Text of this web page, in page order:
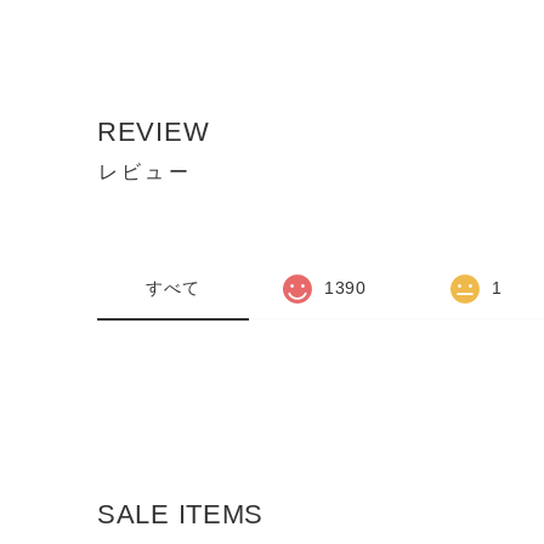
REVIEW
レビュー
すべて 1390 1
SALE ITEMS